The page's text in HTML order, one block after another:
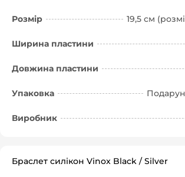
Розмір 19,5 см
Ширина пластини
Довжина пластини
Упаковка
Виробник
Браслет силікон Vinox Black / Silver